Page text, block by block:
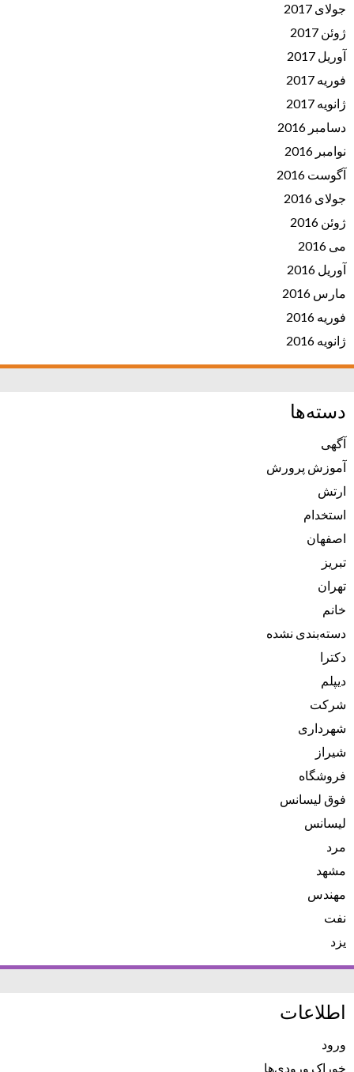
جولای 2017
ژوئن 2017
آوریل 2017
فوریه 2017
ژانویه 2017
دسامبر 2016
نوامبر 2016
آگوست 2016
جولای 2016
ژوئن 2016
می 2016
آوریل 2016
مارس 2016
فوریه 2016
ژانویه 2016
دسته‌ها
آگهی
آموزش پرورش
ارتش
استخدام
اصفهان
تبریز
تهران
خانم
دسته‌بندی نشده
دکترا
دیپلم
شرکت
شهرداری
شیراز
فروشگاه
فوق لیسانس
لیسانس
مرد
مشهد
مهندس
نفت
یزد
اطلاعات
ورود
خوراک ورودی‌ها